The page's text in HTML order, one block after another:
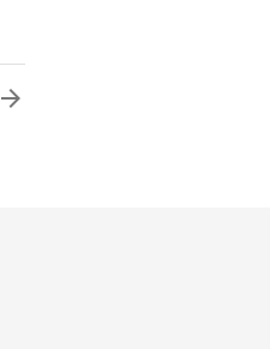
